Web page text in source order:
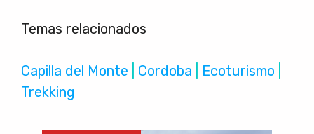
Temas relacionados
Capilla del Monte Cordoba Ecoturismo
Trekking